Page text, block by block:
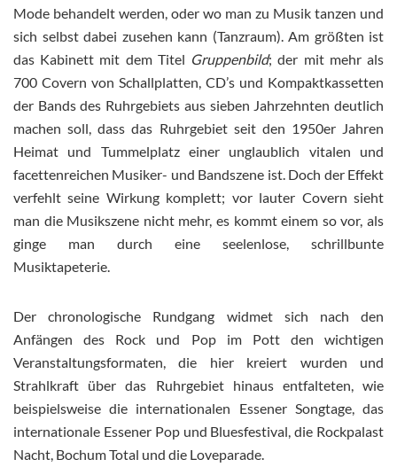
Mode behandelt werden, oder wo man zu Musik tanzen und
sich selbst dabei zusehen kann (Tanzraum). Am größten ist
das Kabinett mit dem Titel Gruppenbild; der mit mehr als
700 Covern von Schallplatten, CD’s und Kompaktkassetten
der Bands des Ruhrgebiets aus sieben Jahrzehnten deutlich
machen soll, dass das Ruhrgebiet seit den 1950er Jahren
Heimat und Tummelplatz einer unglaublich vitalen und
facettenreichen Musiker- und Bandszene ist. Doch der Effekt
verfehlt seine Wirkung komplett; vor lauter Covern sieht
man die Musikszene nicht mehr, es kommt einem so vor, als
ginge man durch eine seelenlose, schrillbunte
Musiktapeterie.
Der chronologische Rundgang widmet sich nach den
Anfängen des Rock und Pop im Pott den wichtigen
Veranstaltungsformaten, die hier kreiert wurden und
Strahlkraft über das Ruhrgebiet hinaus entfalteten, wie
beispielsweise die internationalen Essener Songtage, das
internationale Essener Pop und Bluesfestival, die Rockpalast
Nacht, Bochum Total und die Loveparade.